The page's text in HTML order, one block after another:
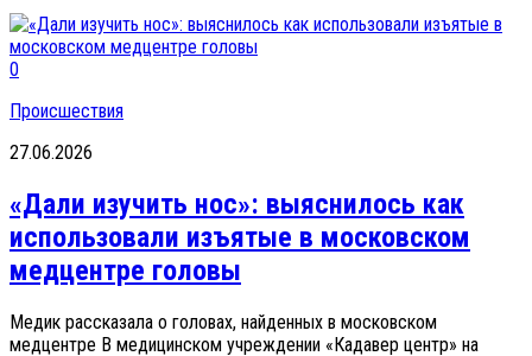
0
Происшествия
27.06.2026
«Дали изучить нос»: выяснилось как
использовали изъятые в московском
медцентре головы
Медик рассказала о головах, найденных в московском
медцентре В медицинском учреждении «Кадавер центр» на